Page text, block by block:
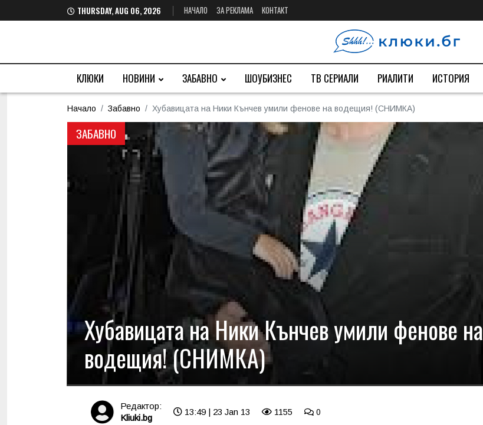
THURSDAY, AUG 06, 2026 НАЧАЛО ЗА РЕКЛАМА КОНТАКТ
КЛЮКИ НОВИНИ ЗАБАВНО ШОУБИЗНЕС ТВ СЕРИАЛИ РИАЛИТИ ИСТОРИЯ
Начало Забавно Хубавицата на Ники Кънчев умили фенове на водещия! (СНИМКА)
ЗАБАВНО
Хубавицата на Ники Кънчев умили фенове на
водещия! (СНИМКА)
Редактор:
Kliuki.bg
13:49 | 23 Jan 13 1155 0